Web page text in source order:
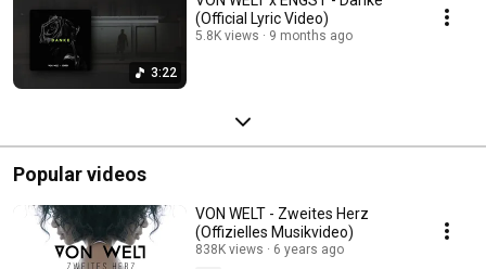
3:22
(Official Lyric Video)
5.8K views 9 months ago
Popular videos
VON WELT - Zweites Herz
(Offizielles Musikvideo)
838K views
6 years ago